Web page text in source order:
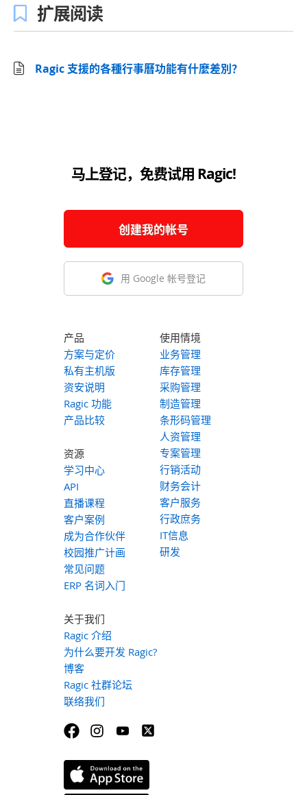
扩展阅读
Ragic 支援的各種行事曆功能有什麼差別？
马上登记，免费试用 Ragic!
创建我的帐号
用 Google 帐号登记
产品
方案与定价
私有主机版
资安说明
Ragic 功能
产品比较
资源
学习中心
API
直播课程
客户案例
成为合作伙伴
校园推广计画
常见问题
ERP 名词入门
使用情境
业务管理
库存管理
采购管理
制造管理
条形码管理
人资管理
专案管理
行销活动
财务会计
客户服务
行政庶务
IT信息
研发
关于我们
Ragic 介绍
为什么要开发 Ragic?
博客
Ragic 社群论坛
联络我们